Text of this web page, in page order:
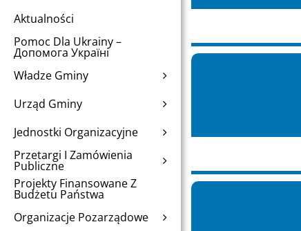
Aktualności
Pomoc Dla Ukrainy –
Допомога Україні
Władze Gminy
Urząd Gminy
Jednostki Organizacyjne
Przetargi I Zamówienia
Publiczne
Projekty Finansowane Z
Budżetu Państwa
Organizacje Pozarządowe